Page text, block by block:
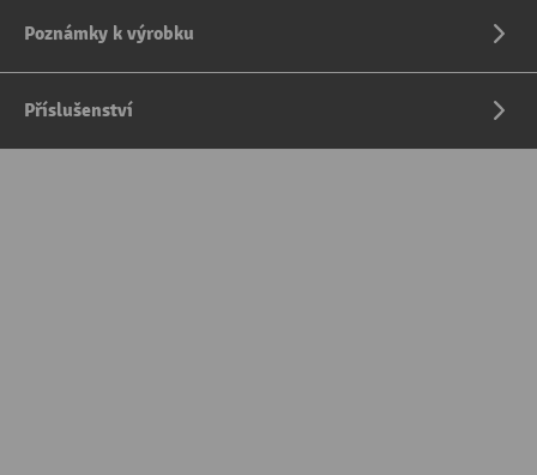
Poznámky k výrobku
Příslušenství